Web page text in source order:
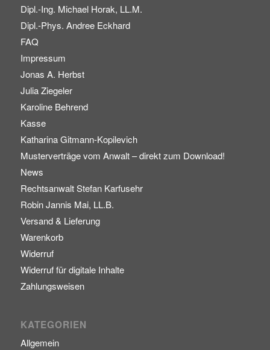
Dipl.-Ing. Michael Horak, LL.M.
Dipl.-Phys. Andree Eckhard
FAQ
Impressum
Jonas A. Herbst
Julia Ziegeler
Karoline Behrend
Kasse
Katharina Gitmann-Kopilevich
Musterverträge vom Anwalt – direkt zum Download!
News
Rechtsanwalt Stefan Karfusehr
Robin Jannis Mai, LL.B.
Versand & Lieferung
Warenkorb
Widerruf
Widerruf für digitale Inhalte
Zahlungsweisen
KATEGORIEN
Allgemein